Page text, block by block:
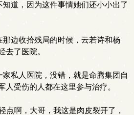
道，因为这件事情她们还小小出了
那边收拾残局的时候，云若诗和杨
去了医院。
私人医院，没错，就是命腾集团自
人受伤的人都在这里参与治疗。
点啊，大哥，我这是肉皮裂开了，